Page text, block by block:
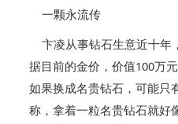
一颗永流传
卞凌从事钻石生意近十年
据目前的金价，价值100万
如果换成名贵钻石，可能只
称，拿着一粒名贵钻石就好